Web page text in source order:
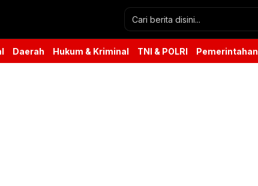
Daerah Hukum & Kriminal TNI & POLRI Pemerintahan